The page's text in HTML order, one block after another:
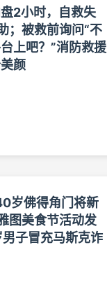
2小时，自救失
；被救前询问“不
上吧？”消防救援
颜
岁佛得角门将新
图美食节活动发
子冒充马斯克诈